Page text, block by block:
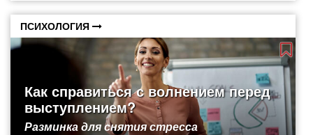
ПСИХОЛОГИЯ
Как справиться с волнением перед
выступлением?
Разминка для снятия стресса